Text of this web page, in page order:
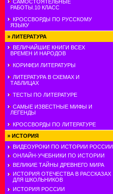
САМОСТОЯТЕЛЬНЫЕ
РАБОТЫ.10 КЛАСС
КРОССВОРДЫ ПО РУССКОМУ
ЯЗЫКУ
» ЛИТЕРАТУРА
ВЕЛИЧАЙШИЕ КНИГИ ВСЕХ
ВРЕМЕН И НАРОДОВ
КОРИФЕИ ЛИТЕРАТУРЫ
ЛИТЕРАТУРА В СХЕМАХ И
ТАБЛИЦАХ
ТЕСТЫ ПО ЛИТЕРАТУРЕ
САМЫЕ ИЗВЕСТНЫЕ МИФЫ И
ЛЕГЕНДЫ
КРОССВОРДЫ ПО ЛИТЕРАТУРЕ
» ИСТОРИЯ
ВИДЕОУРОКИ ПО ИСТОРИИ РОССИИ
ОНЛАЙН-УЧЕБНИКИ ПО ИСТОРИИ
ВЕЛИКИЕ ТАЙНЫ ДРЕВНЕГО МИРА
ИСТОРИЯ ОТЕЧЕСТВА В РАССКАЗАХ
ДЛЯ ШКОЛЬНИКОВ
ИСТОРИЯ РОССИИ